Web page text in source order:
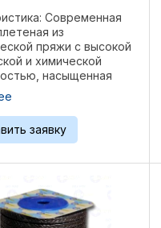
Современная
из
пряжи с высокой
и химической
насыщенная
на основе PTFE.
нанесенный на
ниток, значительно
коэффициент трения и
заявку